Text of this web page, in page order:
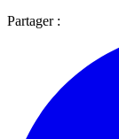
Partager :